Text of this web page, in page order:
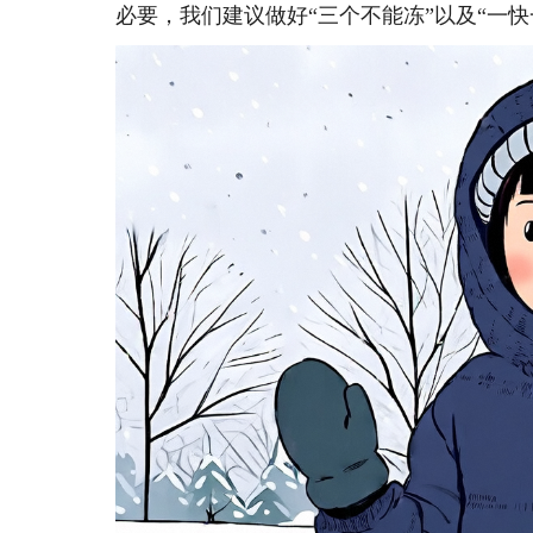
必要，我们建议做好“三个不能冻”以及“一